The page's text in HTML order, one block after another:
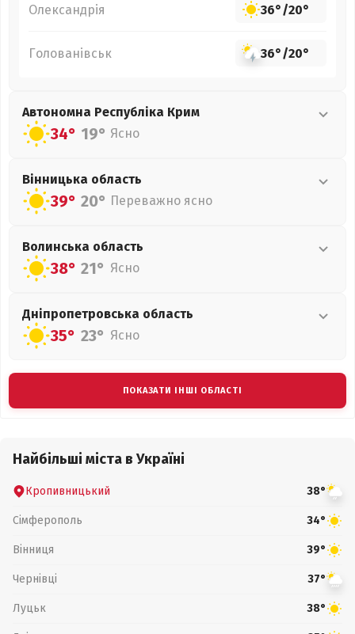
Олександрія 36°/20°
Голованівськ 36°/20°
Автономна Республіка Крим
34° 19° Ясно
Вінницька область
39° 20° Переважно ясно
Волинська область
38° 21° Ясно
Дніпропетровська область
35° 23° Ясно
ПОКАЗАТИ ІНШІ ОБЛАСТІ
Найбільші міста в Україні
Кропивницький 38°
Сімферополь 34°
Вінниця 39°
Чернівці 37°
Луцьк 38°